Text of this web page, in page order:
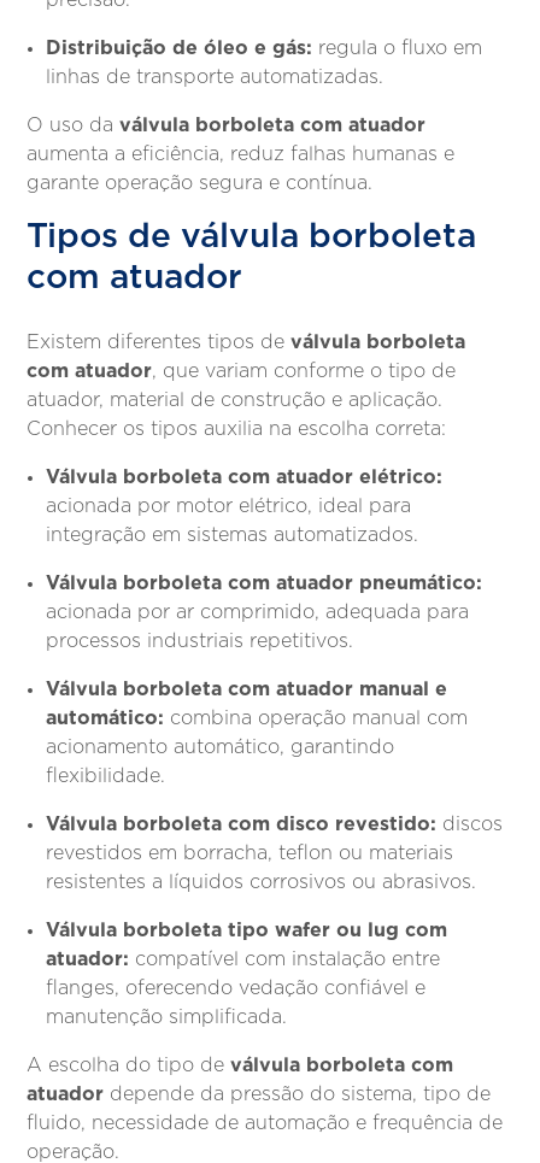
Distribuição de óleo e gás: regula o fluxo em
linhas de transporte automatizadas.
O uso daválvula borboleta com atuador
aumenta a eficiência, reduz falhas humanas e
garante operação segura e contínua.
Tipos de válvula borboleta
com atuador
Existem diferentes tipos de válvula borboleta
com atuador, que variam conforme o tipo de
atuador, material de construção e aplicação.
Conhecer os tipos auxilia na escolha correta:
Válvula borboleta com atuador elétrico:
acionada por motor elétrico, ideal para
integração em sistemas automatizados.
Válvula borboleta com atuador pneumático:
acionada por ar comprimido, adequada para
processos industriais repetitivos.
Válvula borboleta com atuador manual e
automático: combina operação manual com
acionamento automático, garantindo
flexibilidade.
Válvula borboleta com disco revestido: discos
revestidos em borracha, teflon ou materiais
resistentes a líquidos corrosivos ou abrasivos.
Válvula borboleta tipo wafer ou lug com
atuador: compatível com instalação entre
flanges, oferecendo vedação confiável e
manutenção simplificada.
A escolha do tipo deválvula borboleta com
atuador depende da pressão do sistema, tipo de
fluido, necessidade de automação e frequência de
operação.